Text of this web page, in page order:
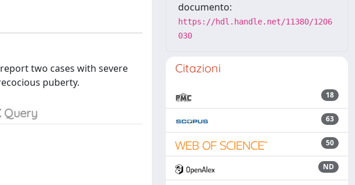
two cases with severe
puberty.
documento:
https://hdl.handle.net/11380/1206
030
Citazioni
18
63
50
ND